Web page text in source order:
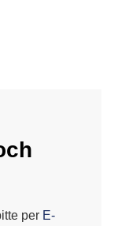
per E-